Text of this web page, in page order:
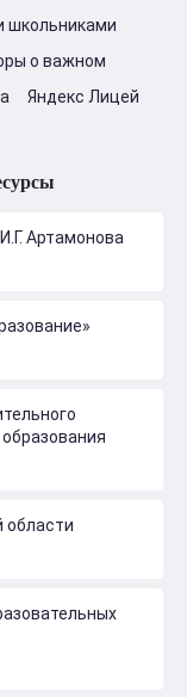
школьниками
о важном
Яндекс Лицей
Артамонова
области